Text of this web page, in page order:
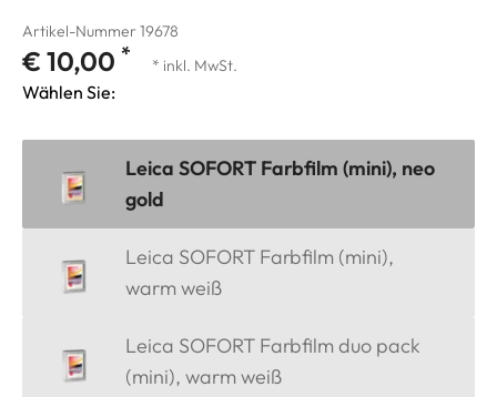
Artikel-Nummer 19678
€ 10,00 * * inkl. MwSt.
Wählen Sie:
Leica SOFORT Farbfilm (mini), neo
gold
Leica SOFORT Farbfilm (mini),
warm weiß
Leica SOFORT Farbfilm duo pack
(mini), warm weiß